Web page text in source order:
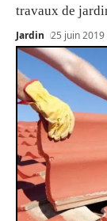
travaux de
Jardin 25 juin 2019